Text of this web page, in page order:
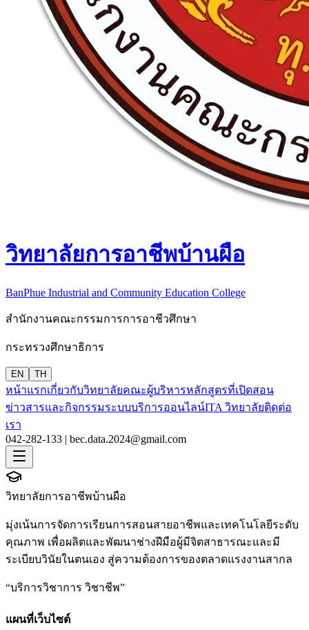
วิทยาลัยการอาชีพบ้านผือ
BanPhue Industrial and Community Education College
สำนักงานคณะกรรมการการอาชีวศึกษา
กระทรวงศึกษาธิการ
EN TH
หน้าแรกเกี่ยวกับวิทยาลัยคณะผู้บริหารหลักสูตรที่เปิดสอน
ข่าวสารและกิจกรรมระบบบริการออนไลน์ITA วิทยาลัยติดต่อ
เรา
042-282-133 | bec.data.2024@gmail.com
วิทยาลัยการอาชีพบ้านผือ
มุ่งเน้นการจัดการเรียนการสอนสายอาชีพและเทคโนโลยีระดับ
คุณภาพ เพื่อผลิตและพัฒนาช่างฝีมือผู้มีจิตสาธารณะและมี
ระเบียบวินัยในตนเอง สู่ความต้องการของตลาดแรงงานสากล
“บริการวิชาการ วิชาชีพ”
แผนที่เว็บไซต์